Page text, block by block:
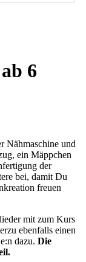
6
Nähmaschine und
ein Mäppchen
der
bei, damit Du
freuen
mit zum Kurs
ebenfalls einen
dazu. Die